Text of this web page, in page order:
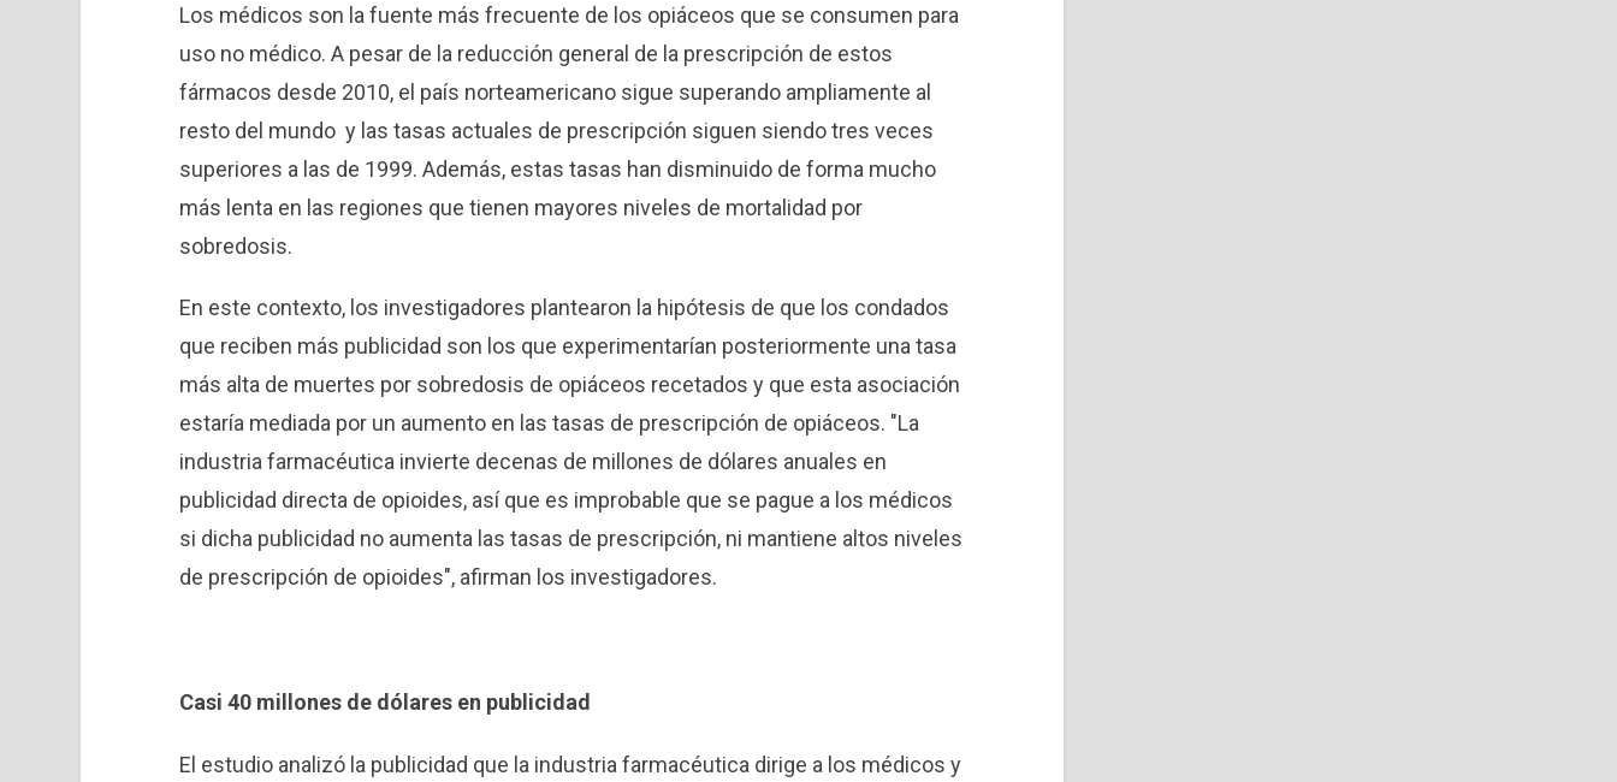
Los médicos son la fuente más frecuente de los opiáceos que se consumen para
uso no médico. A pesar de la reducción general de la prescripción de estos
fármacos desde 2010, el país norteamericano sigue superando ampliamente al
resto del mundo y las tasas actuales de prescripción siguen siendo tres veces
superiores a las de 1999. Además, estas tasas han disminuido de forma mucho
más lenta en las regiones que tienen mayores niveles de mortalidad por
sobredosis.
En este contexto, los investigadores plantearon la hipótesis de que los condados
que reciben más publicidad son los que experimentarían posteriormente una tasa
más alta de muertes por sobredosis de opiáceos recetados y que esta asociación
estaría mediada por un aumento en las tasas de prescripción de opiáceos. "La
industria farmacéutica invierte decenas de millones de dólares anuales en
publicidad directa de opioides, así que es improbable que se pague a los médicos
si dicha publicidad no aumenta las tasas de prescripción, ni mantiene altos niveles
de prescripción de opioides", afirman los investigadores.
Casi 40 millones de dólares en publicidad
El estudio analizó la publicidad que la industria farmacéutica dirige a los médicos y